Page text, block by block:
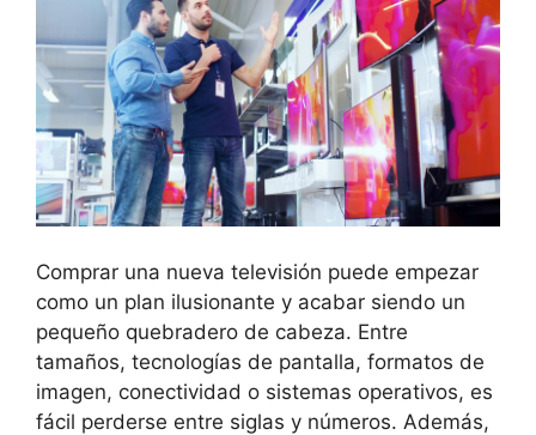
Comprar una nueva televisión puede empezar
como un plan ilusionante y acabar siendo un
pequeño quebradero de cabeza. Entre
tamaños, tecnologías de pantalla, formatos de
imagen, conectividad o sistemas operativos, es
fácil perderse entre siglas y números. Además,